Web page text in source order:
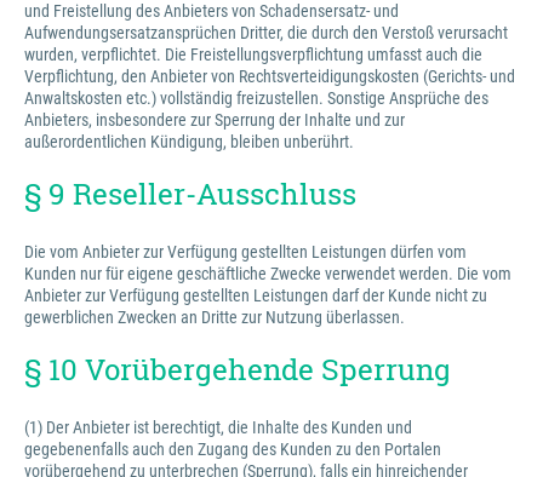
und Freistellung des Anbieters von Schadensersatz- und
Aufwendungsersatzansprüchen Dritter, die durch den Verstoß verursacht
wurden, verpflichtet. Die Freistellungsverpflichtung umfasst auch die
Verpflichtung, den Anbieter von Rechtsverteidigungskosten (Gerichts- und
Anwaltskosten etc.) vollständig freizustellen. Sonstige Ansprüche des
Anbieters, insbesondere zur Sperrung der Inhalte und zur
außerordentlichen Kündigung, bleiben unberührt.
§ 9 Reseller-Ausschluss
Die vom Anbieter zur Verfügung gestellten Leistungen dürfen vom
Kunden nur für eigene geschäftliche Zwecke verwendet werden. Die vom
Anbieter zur Verfügung gestellten Leistungen darf der Kunde nicht zu
gewerblichen Zwecken an Dritte zur Nutzung überlassen.
§ 10 Vorübergehende Sperrung
(1) Der Anbieter ist berechtigt, die Inhalte des Kunden und
gegebenenfalls auch den Zugang des Kunden zu den Portalen
vorübergehend zu unterbrechen (Sperrung), falls ein hinreichender